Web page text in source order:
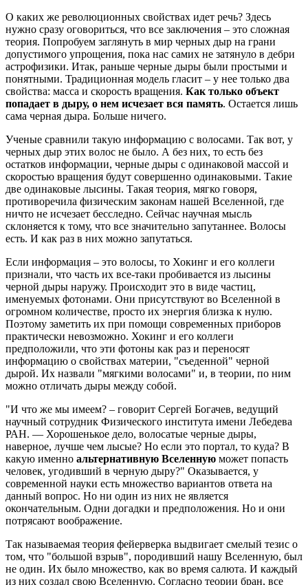
О каких же революционных свойствах идет речь? Здесь
нужно сразу оговориться, что все заключения – это сложная
теория. Попробуем заглянуть в мир черных дыр на грани
допустимого упрощения, пока нас самих не затянуло в дебри
астрофизики. Итак, раньше черные дыры были простыми и
понятными. Традиционная модель гласит – у нее только два
свойства: масса и скорость вращения. Как только объект
попадает в дыру, о нем исчезает вся память. Остается лишь
сама черная дыра. Больше ничего.
Ученые сравнили такую информацию с волосами. Так вот, у
черных дыр этих волос не было. А без них, то есть без
остатков информации, черные дыры с одинаковой массой и
скоростью вращения будут совершенно одинаковыми. Такие
две одинаковые лысины. Такая теория, мягко говоря,
противоречила физическим законам нашей Вселенной, где
ничто не исчезает бесследно. Сейчас научная мысль
склоняется к тому, что все значительно запутаннее. Волосы
есть. И как раз в них можно запутаться.
Если информация – это волосы, то Хокинг и его коллеги
признали, что часть их все-таки пробивается из лысины
черной дыры наружу. Происходит это в виде частиц,
именуемых фотонами. Они присутствуют во Вселенной в
огромном количестве, просто их энергия близка к нулю.
Поэтому заметить их при помощи современных приборов
практически невозможно. Хокинг и его коллеги
предположили, что эти фотоны как раз и переносят
информацию о свойствах материи, "съеденной" черной
дырой. Их назвали "мягкими волосами" и, в теории, по ним
можно отличать дыры между собой.
"И что же мы имеем? – говорит Сергей Богачев, ведущий
научный сотрудник Физического института имени Лебедева
РАН. — Хорошенькое дело, волосатые черные дыры,
наверное, лучше чем лысые? Но если это портал, то куда? В
какую именно альтернативную Вселенную может попасть
человек, угодивший в черную дыру?" Оказывается, у
современной науки есть множество вариантов ответа на
данный вопрос. Но ни один из них не является
окончательным. Одни догадки и предположения. Но и они
потрясают воображение.
Так называемая теория фейерверка выдвигает смелый тезис о
том, что "большой взрыв", породивший нашу Вселенную, был
не один. Их было множество, как во время салюта. И каждый
из них создал свою Вселенную. Согласно теории бран, все